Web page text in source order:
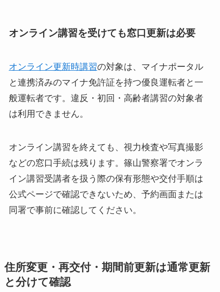
オンライン講習を受けても窓口更新は必要
オンライン更新時講習の対象は、マイナポータル
と連携済みのマイナ免許証を持つ優良運転者と一
般運転者です。違反・初回・高齢者講習の対象者
は利用できません。
オンライン講習を終えても、視力検査や写真撮影
などの窓口手続は残ります。篠山警察署でオンラ
イン講習受講者を扱う際の保有形態や交付手順は
公式ページで確認できないため、予約画面または
同署で事前に確認してください。
住所変更・再交付・期間前更新は通常更新
と分けて確認